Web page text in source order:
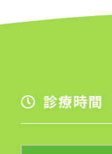
取得した個人
理のために必
診療時間